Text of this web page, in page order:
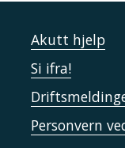
Akutt hjelp
Si ifra!
Personvern